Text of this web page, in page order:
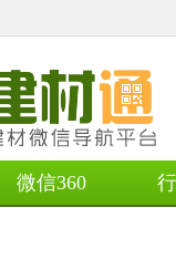
微信360